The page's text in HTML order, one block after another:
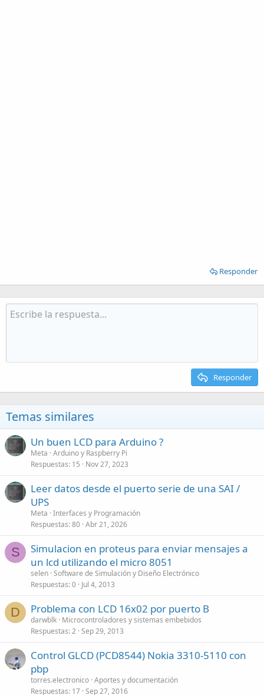
Responder
Responder
Temas similares
Un buen LCD para Arduino ?
Meta Arduino y Raspberry Pi
Respuestas 15 Nov 27, 2023
Leer datos desde el puerto serie de una SAI /
UPS
Meta Interfaces y Programación
Respuestas 80 Abr 21, 2026
S
Simulacion en proteus para enviar mensajes a
un lcd utilizando el micro 8051
selen Software de Simulación y Diseño Electrónico
Respuestas 0 Jul 4, 2013
D Problema con LCD 16x02 por puerto B
darwblk Microcontroladores y sistemas embebidos
Respuestas 2 Sep 29, 2013
Control GLCD (PCD8544) Nokia 3310-5110 con
pbp
torres.electronico Aportes y documentación
Respuestas 17 Sep 27, 2016